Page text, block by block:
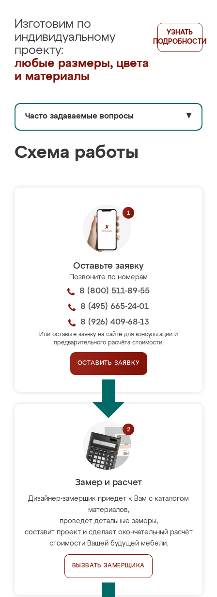
Изготовим по
индивидуальному
проекту:
любые размеры, цвета
и материалы
УЗНАТЬ
ПОДРОБНОСТИ
Часто задаваемые вопросы ▼
Схема работы
Оставьте заявку
Позвоните по номерам
8 (800) 511-89-55
8 (495) 665-24-01
8 (926) 409-68-13
Или оставьте заявку на сайте для консультации и
предварительного расчёта стоимости.
ОСТАВИТЬ ЗАЯВКУ
Замер и расчет
Дизайнер-замерщик приедет к Вам с каталогом
материалов,
проведёт детальные замеры,
составит проект и сделает окончательный расчёт
стоимости Вашей будущей мебели.
ВЫЗВАТЬ ЗАМЕРЩИКА